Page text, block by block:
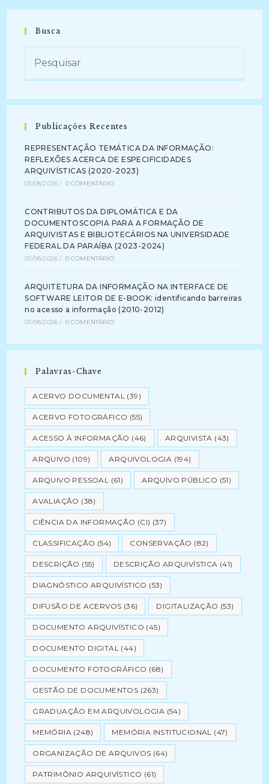
Uma
Histórico
Disciplina
Dos
De
Classificação
Descrição
(2010)
Busca
Publicações Recentes
REPRESENTAÇÃO TEMÁTICA DA INFORMAÇÃO:
REFLEXÕES ACERCA DE ESPECIFICIDADES
ARQUIVÍSTICAS (2020-2023)
03/08/2026 / 0 COMENTÁRIO
CONTRIBUTOS DA DIPLOMÁTICA E DA
DOCUMENTOSCOPIA PARA A FORMAÇÃO DE
ARQUIVISTAS E BIBLIOTECÁRIOS NA UNIVERSIDADE
FEDERAL DA PARAÍBA (2023-2024)
03/08/2026 / 0 COMENTÁRIO
ARQUITETURA DA INFORMAÇÃO NA INTERFACE DE
SOFTWARE LEITOR DE E-BOOK: identificando barreiras
no acesso a informação (2010-2012)
03/08/2026 / 0 COMENTÁRIO
Palavras-Chave
ACERVO DOCUMENTAL (39)
ACERVO FOTOGRÁFICO (55)
ACESSO À INFORMAÇÃO (46) ARQUIVISTA (43)
ARQUIVO (109) ARQUIVOLOGIA (194)
ARQUIVO PESSOAL (61) ARQUIVO PÚBLICO (51)
AVALIAÇÃO (38)
CIÊNCIA DA INFORMAÇÃO (CI) (37)
CLASSIFICAÇÃO (54) CONSERVAÇÃO (82)
DESCRIÇÃO (55) DESCRIÇÃO ARQUIVÍSTICA (41)
DIAGNÓSTICO ARQUIVÍSTICO (53)
DIFUSÃO DE ACERVOS (36) DIGITALIZAÇÃO (53)
DOCUMENTO ARQUIVÍSTICO (45)
DOCUMENTO DIGITAL (44)
DOCUMENTO FOTOGRÁFICO (68)
GESTÃO DE DOCUMENTOS (263)
GRADUAÇÃO EM ARQUIVOLOGIA (54)
MEMÓRIA (248) MEMÓRIA INSTITUCIONAL (47)
ORGANIZAÇÃO DE ARQUIVOS (64)
PATRIMÔNIO ARQUIVÍSTICO (61)